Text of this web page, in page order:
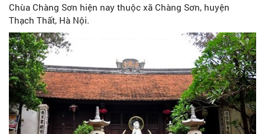
Chùa Chàng Sơn hiện nay thuộc xã Chàng Sơn, huyện
Thạch Thất, Hà Nội.